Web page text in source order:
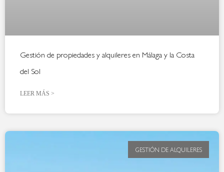
Gestión de propiedades y alquileres en Málaga y la Costa
del Sol
LEER MÁS >
GESTIÓN DE ALQUILERES